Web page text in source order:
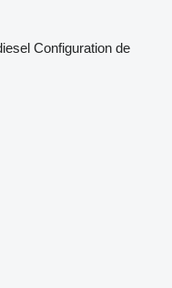
Configuration de